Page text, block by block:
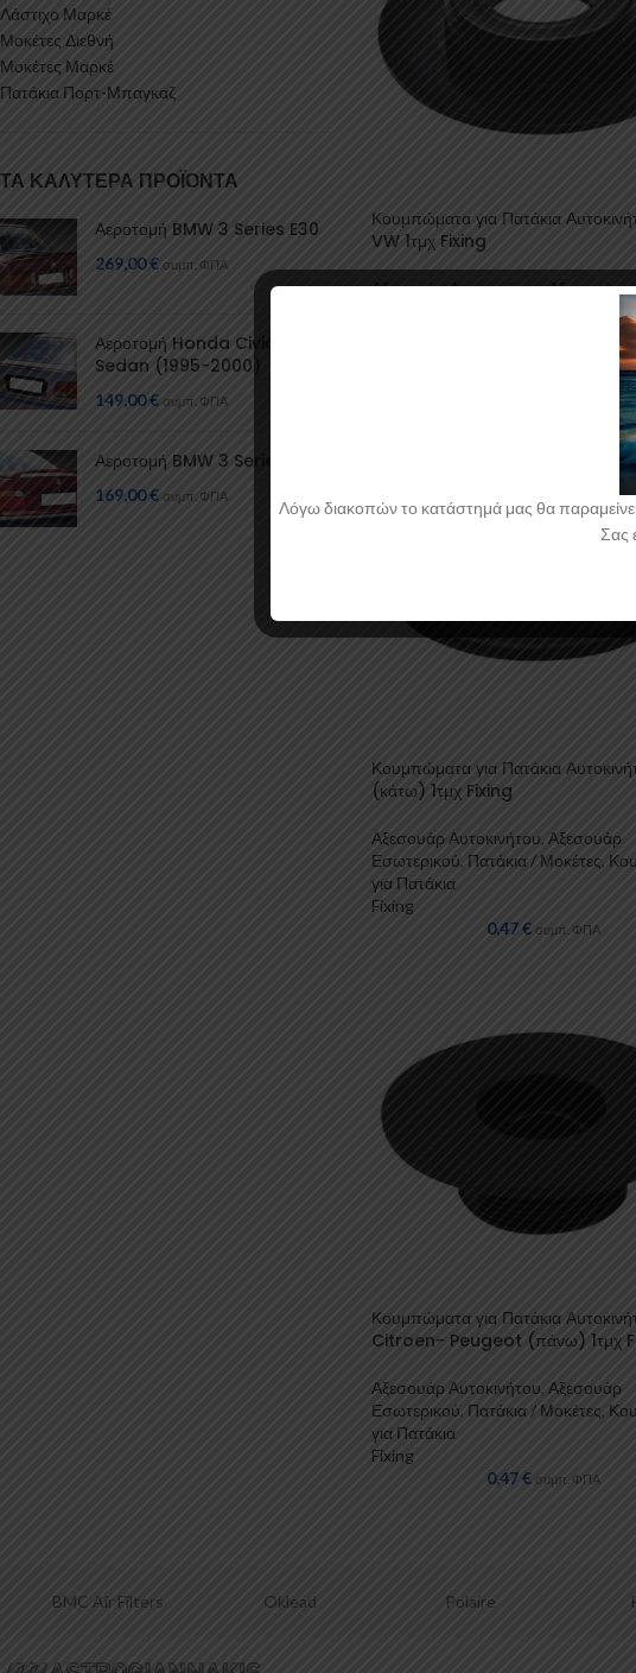
Λάστιχο Μαρκέ
Μοκέτες Διεθνή
Μοκέτες Μαρκέ
Πατάκια Πορτ-Μπαγκαζ
ΤΑ ΚΑΛΎΤΕΡΑ ΠΡΟΪΌΝΤΑ
Αεροτομή BMW 3 Series E30
269,00€ συμπ. ΦΠΑ
Αεροτομή Honda Civic Mk6
Sedan (1995-2000)
149,00€ συμπ. ΦΠΑ
Αεροτομή BMW 3 Series E36
169,00€ συμπ. ΦΠΑ
Κουμπώματα για Πατάκια
VW 1τμχ Fixing
Αξεσουάρ Αυτοκινήτου,Αξεσουάρ
Κουμπώματα για Πατάκια
(κάτω) 1τμχ Fixing
Αξεσουάρ Αυτοκινήτου, Αξεσουάρ
Εσωτερικού Πατάκια / Μοκέτες,
για Πατάκια
Fixing
0,47€ συμπ. ΦΠΑ
Κουμπώματα για Πατάκια
Citroen- Peugeot (πάνω) 1τμχ
Αξεσουάρ Αυτοκινήτου Αξεσουάρ
Εσωτερικού, Πατάκια / Μοκέτες
για Πατάκια
Fixing
0,47€ συμπ. ΦΠΑ
Oklead Polaire Fixing
Λόγω διακοπών το κατάστημά μας θα παραμείνει
Σας